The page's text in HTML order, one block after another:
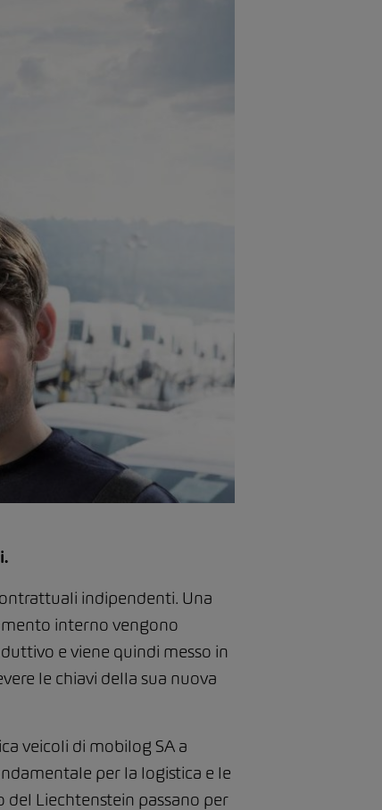
indipendenti. Una
interno vengono
e viene quindi messo in
le chiavi della sua nuova
veicoli di mobilog SA a
per la logistica e le
del Liechtenstein passano per